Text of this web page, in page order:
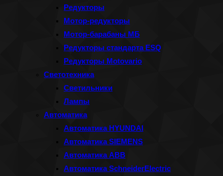
Редукторы
Мотор-редукторы
Мотор-барабаны МБ
Редукторы стандарта ESQ
Редукторы Motovario
Светотехника
Светильники
Лампы
Автоматика
Автоматика HYUNDAI
Автоматика SIEMENS
Автоматика ABB
Автоматика SchneiderElectric